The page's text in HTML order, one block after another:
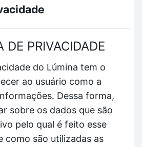
DE PRIVACIDADE
do Lúmina tem o
ao usuário como a
Dessa forma,
sobre os dados que são
pelo qual é feito esse
como são utilizadas as